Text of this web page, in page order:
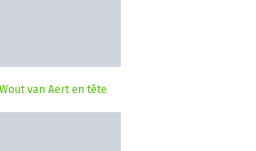
Wout van Aert en tête